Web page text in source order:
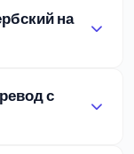
на
с